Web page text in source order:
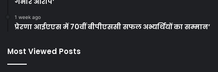
1 week ago
प्रेरणा आईएएस में 70वीं बीपीएससी सफल अभ्यर्थियों का सम्मान’
Most Viewed Posts